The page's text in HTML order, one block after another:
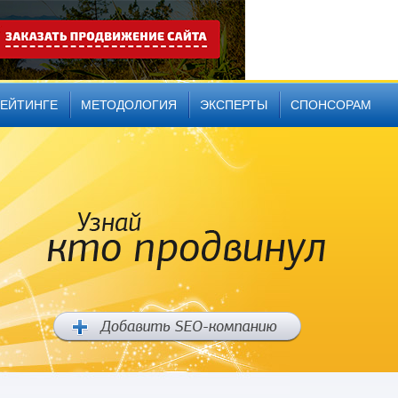
МЕТОДОЛОГИЯ ЭКСПЕРТЫ СПОНСОРАМ